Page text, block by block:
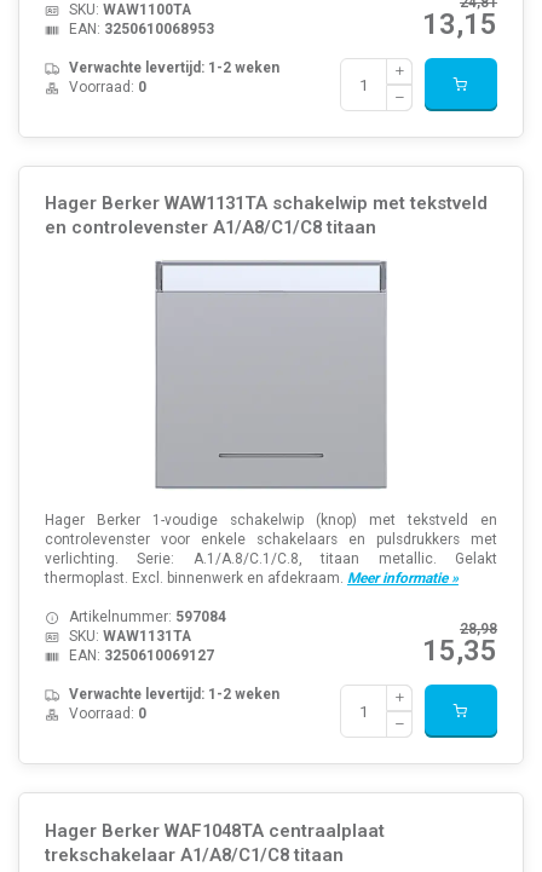
13,15
SKU: WAW1100TA
EAN: 3250610068953
Verwachte levertijd: 1-2 weken
Voorraad: 0
Hager Berker WAW1131TA schakelwip met tekstveld
en controlevenster A1/A8/C1/C8 titaan
Hager Berker 1-voudige schakelwip (knop) met tekstveld en
controlevenster voor enkele schakelaars en pulsdrukkers met
verlichting. Serie: A.1/A.8/C.1/C.8, titaan metallic. Gelakt
thermoplast. Excl. binnenwerk en afdekraam. Meer informatie »
28,98
15,35
Artikelnummer: 597084
SKU: WAW1131TA
EAN: 3250610069127
Verwachte levertijd: 1-2 weken
Voorraad: 0
Hager Berker WAF1048TA centraalplaat
trekschakelaar A1/A8/C1/C8 titaan